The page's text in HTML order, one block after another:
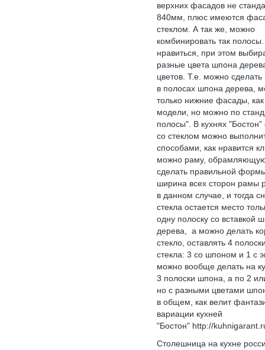
верхних фасадов не
840мм, плюс имеются
стеклом. А так же, можно
комбинировать так
нравиться, при этом
разные цвета шпона
цветов. Т.е. можно
в полосах шпона дерева,
только нижние фасады, как
модели, но можно по
полосы". В кухнях
со стеклом можно
способами, как нравится
можно раму, обрамляющую
сделать правильной
ширина всех сторон рамы
в данном случае, и тогда
стекла остается место
одну полоску со вставкой
дерева, а можно делать
стекло, оставлять 4
стекла: 3 со шпоном и 1 с
можно вообще делать на
3 полоски шпона, а по 2
но с разными цветами
в общем, как велит
вариации кухней
"Бостон" http://
Столешница на кухне